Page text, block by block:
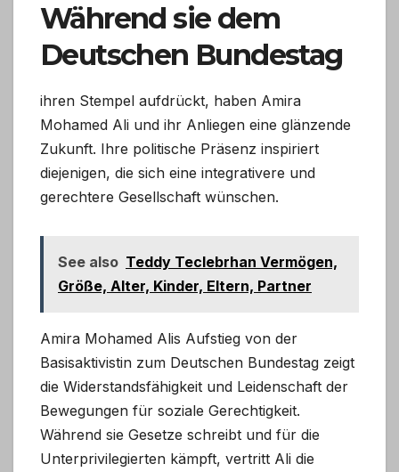
Während sie dem
Deutschen Bundestag
ihren Stempel aufdrückt, haben Amira
Mohamed Ali und ihr Anliegen eine glänzende
Zukunft. Ihre politische Präsenz inspiriert
diejenigen, die sich eine integrativere und
gerechtere Gesellschaft wünschen.
See also Teddy Teclebrhan Vermögen,
Größe, Alter, Kinder, Eltern, Partner
Amira Mohamed Alis Aufstieg von der
Basisaktivistin zum Deutschen Bundestag zeigt
die Widerstandsfähigkeit und Leidenschaft der
Bewegungen für soziale Gerechtigkeit.
Während sie Gesetze schreibt und für die
Unterprivilegierten kämpft, vertritt Ali die